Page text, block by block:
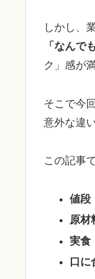
しかし、
「なんで
ク」感が
そこで今
意外な違
この記事
値段
原材
実食
口